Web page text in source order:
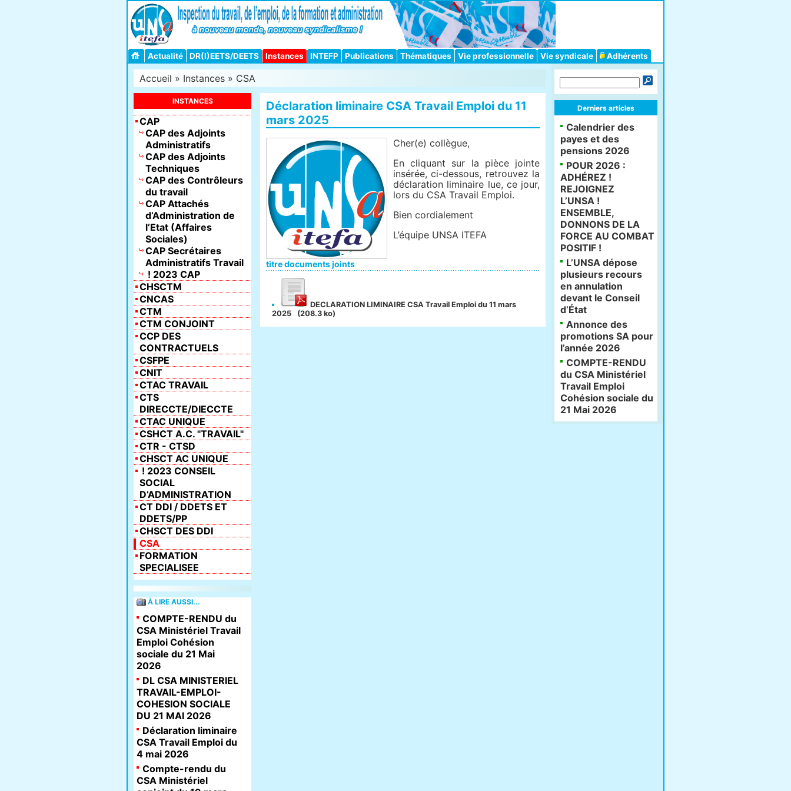
Actualité DR(I)EETS/DEETS Instances INTEFP Publications Thématiques Vie professionnelle Vie syndicale Adhérents
Accueil » Instances » CSA
Déclaration liminaire CSA Travail Emploi du 11
mars 2025
Cher(e) collègue,
En cliquant sur la pièce jointe
insérée, ci-dessous, retrouvez la
déclaration liminaire lue, ce jour,
lors du CSA Travail Emploi.
Bien cordialement
L’équipe UNSA ITEFA
titre documents joints
DECLARATION LIMINAIRE CSA Travail Emploi du 11 mars
2025
(208.3 ko)
INSTANCES
CAP
CAP des Adjoints
Administratifs
CAP des Adjoints
Techniques
CAP des Contrôleurs
du travail
CAP Attachés
d’Administration de
l’Etat (Affaires
Sociales)
CAP Secrétaires
Administratifs Travail
! 2023 CAP
CHSCTM
CNCAS
CTM
CTM CONJOINT
CCP DES
CONTRACTUELS
CSFPE
CNIT
CTAC TRAVAIL
CTS
DIRECCTE/DIECCTE
CTAC UNIQUE
CSHCT A.C. "TRAVAIL"
CTR - CTSD
CHSCT AC UNIQUE
! 2023 CONSEIL
SOCIAL
D’ADMINISTRATION
CT DDI / DDETS ET
DDETS/PP
CHSCT DES DDI
CSA
FORMATION
SPECIALISEE
À LIRE AUSSI...
COMPTE-RENDU du
CSA Ministériel Travail
Emploi Cohésion
sociale du 21 Mai
2026
DL CSA MINISTERIEL
TRAVAIL-EMPLOI-
COHESION SOCIALE
DU 21 MAI 2026
Déclaration liminaire
CSA Travail Emploi du
4 mai 2026
Compte-rendu du
CSA Ministériel
Derniers articles
Calendrier des
payes et des
pensions 2026
POUR 2026 :
ADHÉREZ !
REJOIGNEZ
L’UNSA !
ENSEMBLE,
DONNONS DE LA
FORCE AU COMBAT
POSITIF !
L’UNSA dépose
plusieurs recours
en annulation
devant le Conseil
d’État
Annonce des
promotions SA pour
l’année 2026
COMPTE-RENDU
du CSA Ministériel
Travail Emploi
Cohésion sociale du
21 Mai 2026